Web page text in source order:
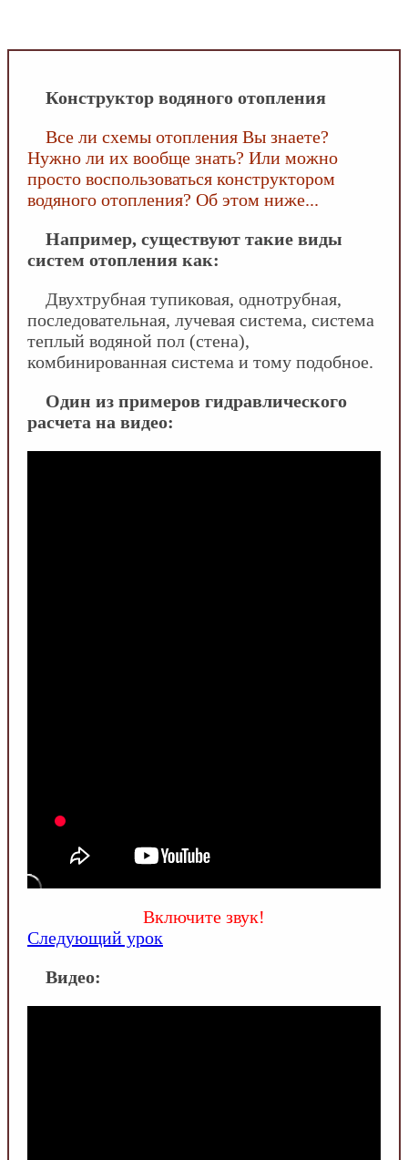
Конструктор водяного отопления
Все ли схемы отопления Вы знаете?
Нужно ли их вообще знать? Или можно
просто воспользоваться конструктором
водяного отопления? Об этом ниже...
Например, существуют такие виды
систем отопления как:
Двухтрубная тупиковая, однотрубная,
последовательная, лучевая система, система
теплый водяной пол (стена),
комбинированная система и тому подобное.
Один из примеров гидравлического
расчета на видео:
Включите звук!
Следующий урок
Видео: